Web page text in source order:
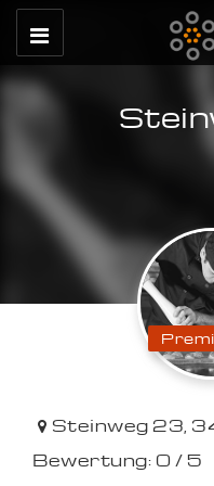
Steinweg 23,
Bewertung: 0 / 5